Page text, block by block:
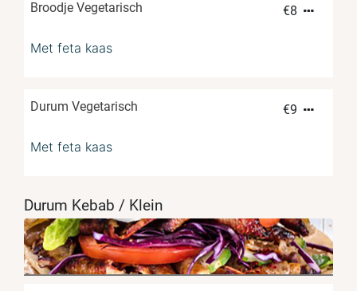
Broodje Vegetarisch €8
Met feta kaas
Durum Vegetarisch €9
Met feta kaas
Durum Kebab / Klein